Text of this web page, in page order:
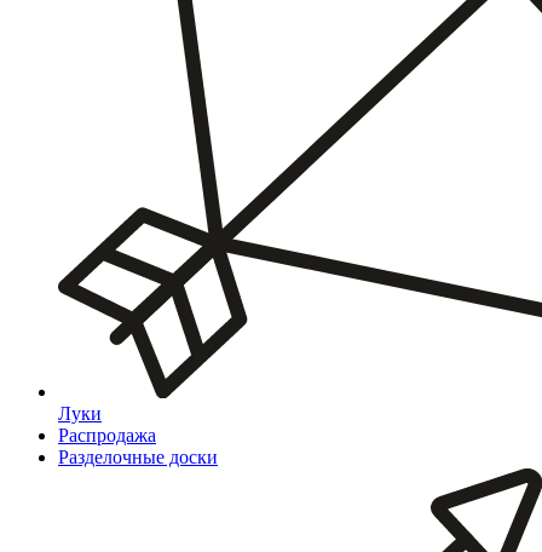
Луки
Распродажа
Разделочные доски